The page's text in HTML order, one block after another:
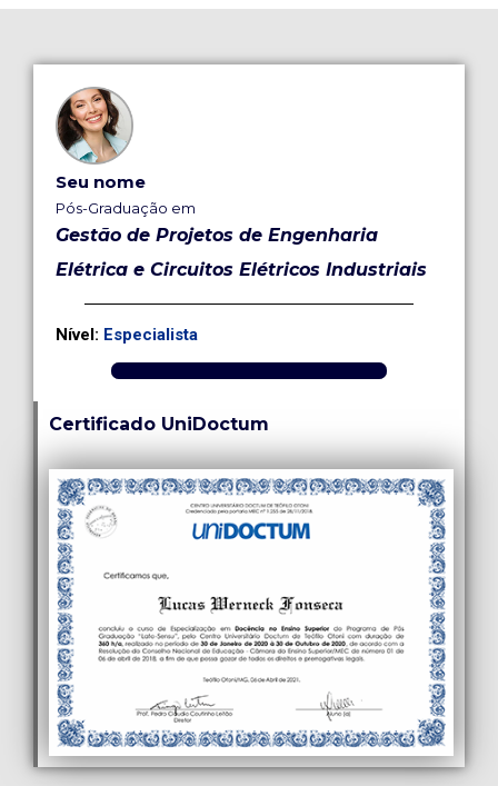
Seu nome
Pós-Graduação em
Gestão de Projetos de Engenharia
Elétrica e Circuitos Elétricos Industriais
Nível: Especialista
Certificado UniDoctum